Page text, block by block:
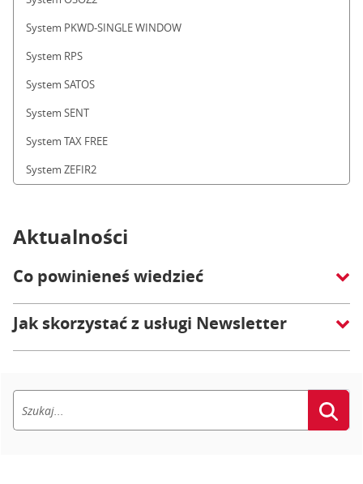
System PKWD-SINGLE WINDOW
System RPS
System SATOS
System SENT
System TAX FREE
System ZEFIR2
Aktualności
Co powinieneś wiedzieć
Jak skorzystać z usługi Newsletter